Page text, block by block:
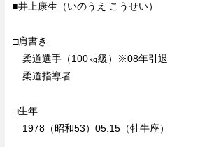
■井上康生（いのうえ こうせい）
□肩書き
柔道選手（100㎏級）※08年引退
柔道指導者
□生年
1978（昭和53）05.15（牡牛座）